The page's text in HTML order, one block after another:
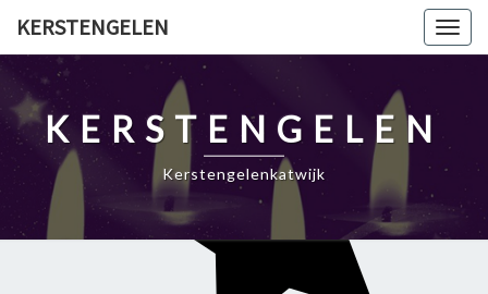
content
KERSTENGELEN
KERSTENGELEN
Kerstengelenkatwijk